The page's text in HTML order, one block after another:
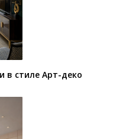
в стиле Арт-деко